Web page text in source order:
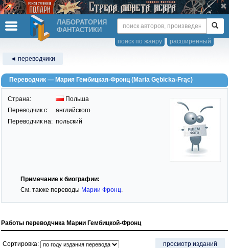
ЛАБОРАТОРИЯ
ФАНТАСТИКИ
расширенный
поиск по жанру
◄ переводчики
Переводчик — Мария Гембицкая-Фронц (Maria Gębicka-Frąc)
Страна:
Польша
Переводчик c:
английского
Переводчик на: польский
Примечание к биографии:
См. также переводы Марии Фронц.
Работы переводчика Марии Гембицкой-Фронц
Сортировка: просмотр изданий